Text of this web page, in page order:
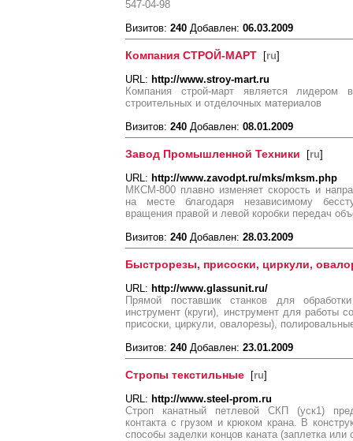
547-04-98
Визитов: 240 Добавлен: 06.03.2009
Компания СТРОЙ-МАРТ [ru]
URL: http://www.stroy-mart.ru
Компания строй-март является лидером
строительных и отделочных материалов
Визитов: 240 Добавлен: 08.01.2009
Завод Промышленной Техники [ru]
URL: http://www.zavodpt.ru/mks/mksm.php
МКСМ-800 плавно изменяет скорость и
на месте благодаря независимому
вращения правой и левой коробки передач
Визитов: 240 Добавлен: 28.03.2009
Быстрорезы, присоски, циркули,
URL: http://www.glassunit.ru/
Прямой поставшик станков для
инструмент (круги), инструмент для работы
присоски, циркули, овалорезы),
Визитов: 240 Добавлен: 23.01.2009
Стропы текстильные [ru]
URL: http://www.steel-prom.ru
Строп канатный петлевой СКП (уск1)
контакта с грузом и крюком крана. В
способы заделки концов каната (заплетка